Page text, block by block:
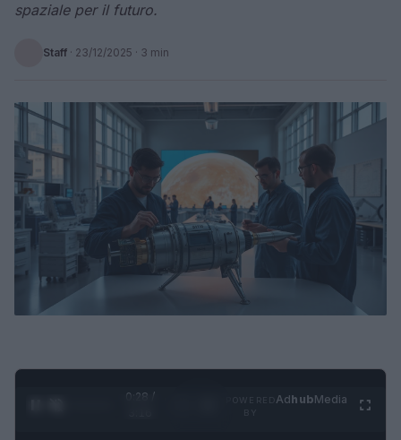
spaziale per il futuro.
Staff · 23/12/2025 · 3 min
0:29 /
AdhubMedia